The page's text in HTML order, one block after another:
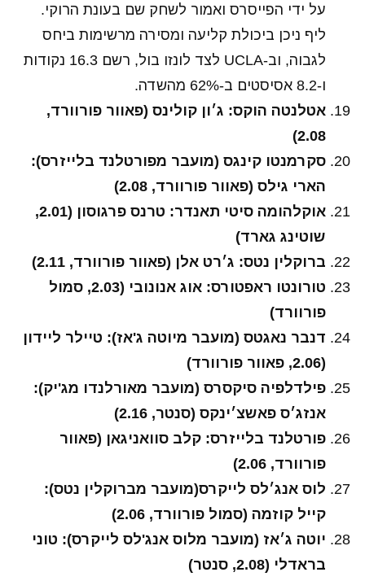
על ידי הפייסרס ואמור לשחק שם בעונת הרוקי.
ליף ניכן ביכולת קליעה ומסירה מרשימות ביחס
לגבוה, וב-UCLA לצד לונזו בול, רשם 16.3 נקודות
ו-8.2 אסיסטים ב-62% מהשדה.
אטלנטה הוקס: ג׳ון קולינס (פאוור פורוורד,
2.08)
סקרמנטו קינגס (מועבר מפורטלנד בלייזרס):
הארי גילס (פאוור פורוורד, 2.08)
אוקלהומה סיטי תאנדר: טרנס פרגוסון (2.01,
שוטינג גארד)
ברוקלין נטס: ג׳רט אלן (פאוור פורוורד, 2.11)
טורונטו ראפטורס: אוג אנונובי (2.03, סמול
פורוורד)
דנבר נאגטס (מועבר מיוטה ג'אז): טיילר ליידון
(2.06, פאוור פורוורד)
פילדלפיה סיקסרס (מועבר מאורלנדו מג'יק):
אנזג׳ס פאשצ׳ינקס (סנטר, 2.16)
פורטלנד בלייזרס: קלב סוואניגאן (פאוור
פורוורד, 2.06)
לוס אנג׳לס לייקרס(מועבר מברוקלין נטס):
קייל קוזמה (סמול פורוורד, 2.06)
יוטה ג׳אז (מועבר מלוס אנג'לס לייקרס): טוני
בראדלי (2.08, סנטר)